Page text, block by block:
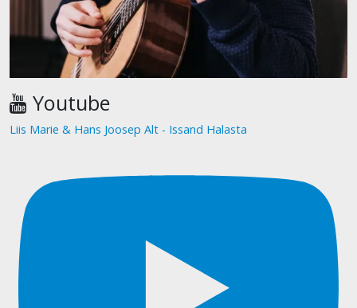
Youtube
Liis Marie & Hans Joosep Alt - Issand Halasta